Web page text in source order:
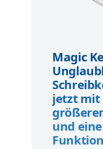
Magic
jetzt mit
und